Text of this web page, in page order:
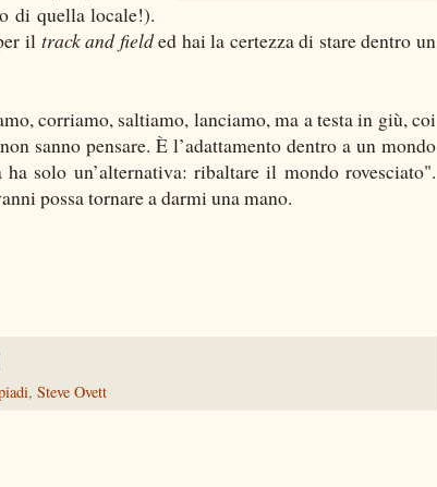
di quella locale!).
il track and fielded hai la certezza di stare dentro un
corriamo, saltiamo, lanciamo, ma a testa in giù, coi
sanno pensare. È l’adattamento dentro a un mondo
solo un’alternativa: ribaltare il mondo rovesciato".
possa tornare a darmi una mano.
, Steve Ovett